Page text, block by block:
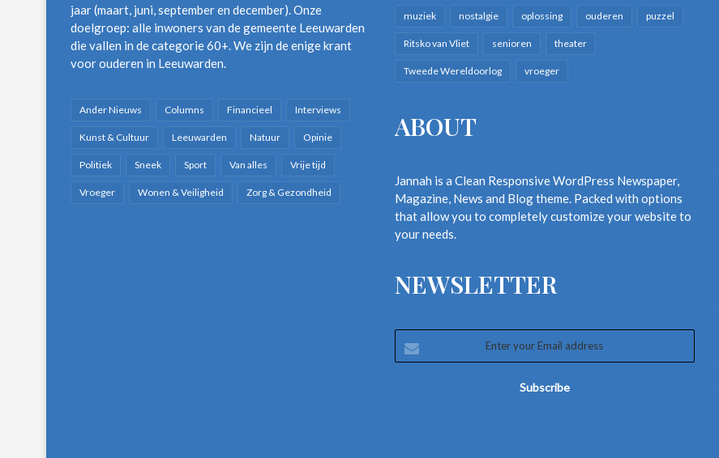
jaar (maart, juni, september en december). Onze
doelgroep: alle inwoners van de gemeente Leeuwarden
die vallen in de categorie 60+. We zijn de enige krant
voor ouderen in Leeuwarden.
Ander Nieuws Columns Financieel Interviews
Kunst & Cultuur Leeuwarden Natuur Opinie
Politiek Sneek Sport Van alles Vrije tijd
Vroeger Wonen & Veiligheid Zorg & Gezondheid
muziek nostalgie oplossing ouderen puzzel
Ritsko van Vliet senioren theater
Tweede Wereldoorlog vroeger
ABOUT
Jannah is a Clean Responsive WordPress Newspaper,
Magazine, News and Blog theme. Packed with options
that allow you to completely customize your website to
your needs.
NEWSLETTER
your